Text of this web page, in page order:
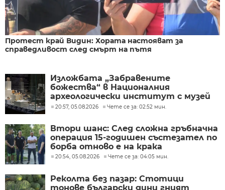
Протест край Видин: Хората настояват за
справедливост след смърт на пътя
Изложбата „Забравените
божества“ в Националния
археологически институт с музей
при БАН
20:57, 05.08.2026 Чете се за: 02:52 мин.
Втори шанс: След сложна гръбначна
операция 15-годишен състезател по
борба отново е на крака
20:54, 05.08.2026 Чете се за: 04:05 мин.
Реколта без пазар: Стотици
тонове български дини гният